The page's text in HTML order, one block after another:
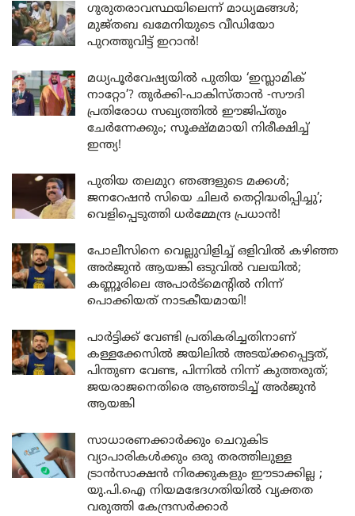
ഗുരുതരാവസ്ഥയിലെന്ന് മാധ്യമങ്ങൾ;
മുജ്തബ ഖമേനിയുടെ വീഡിയോ
പുറത്തുവിട്ട് ഇറാൻ!
മധ്യപൂർവേഷ്യയിൽ പുതിയ ‘ഇസ്ലാമിക്
നാറ്റോ’? തുർക്കി-പാകിസ്താൻ -സൗദി
പ്രതിരോധ സഖ്യത്തിൽ ഈജിപ്തും
ചേർന്നേക്കും; സൂക്ഷ്മമായി നിരീക്ഷിച്ച്
ഇന്ത്യ!
പുതിയ തലമുറ ഞങ്ങളുടെ മക്കൾ;
ജനറേഷൻ സിയെ ചിലർ തെറ്റിദ്ധരിപ്പിച്ചു’;
വെളിപ്പെടുത്തി ധർമ്മേന്ദ്ര പ്രധാൻ!
പോലീസിനെ വെല്ലുവിളിച്ച് ഒളിവിൽ കഴിഞ്ഞ
അർജുൻ ആയങ്കി ഒടുവിൽ വലയിൽ;
കണ്ണൂരിലെ അപാർട്മെന്റിൽ നിന്ന്
പൊക്കിയത് നാടകീയമായി!
പാർട്ടിക്ക് വേണ്ടി പ്രതികരിച്ചതിനാണ്
കള്ളക്കേസിൽ ജയിലിൽ അടയ്ക്കപ്പെട്ടത്,
പിന്തുണ വേണ്ട, പിന്നിൽ നിന്ന് കുത്തരുത്;
ജയരാജനെതിരെ ആഞ്ഞടിച്ച് അർജുൻ
ആയങ്കി
സാധാരണക്കാർക്കും ചെറുകിട
വ്യാപാരികൾക്കും ഒരു തരത്തിലുള്ള
ട്രാൻസാക്ഷൻ നിരക്കുകളും ഈടാക്കില്ല ;
യു.പി.ഐ നിയമഭേദഗതിയിൽ വ്യക്തത
വരുത്തി കേന്ദ്രസർക്കാർ